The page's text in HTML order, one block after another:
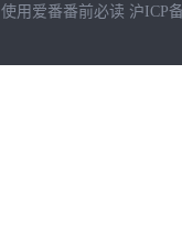
使用爱番番前必读 沪ICP